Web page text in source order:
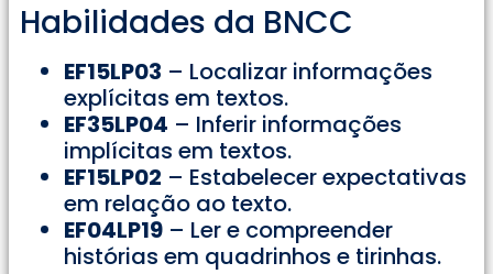
Habilidades da BNCC
EF15LP03 – Localizar informações
explícitas em textos.
EF35LP04 – Inferir informações
implícitas em textos.
EF15LP02 – Estabelecer expectativas
em relação ao texto.
EF04LP19 – Ler e compreender
histórias em quadrinhos e tirinhas.